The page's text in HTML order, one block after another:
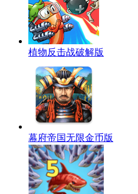
植物反击战破解版
幕府帝国无限金币版